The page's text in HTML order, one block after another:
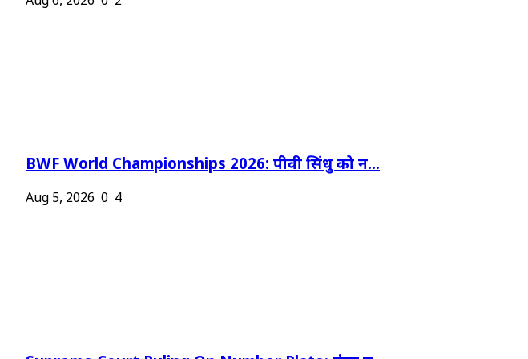
BWF World Championships 2026: पीवी सिंधु को न...
Aug 5, 2026 0 4